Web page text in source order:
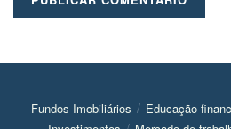
Fundos Imobiliários Educação